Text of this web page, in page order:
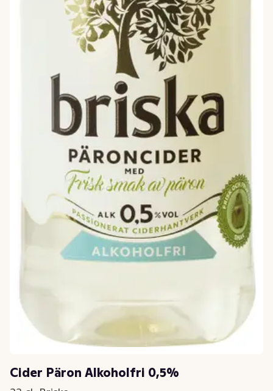
Cider Päron Alkoholfri 0,5%